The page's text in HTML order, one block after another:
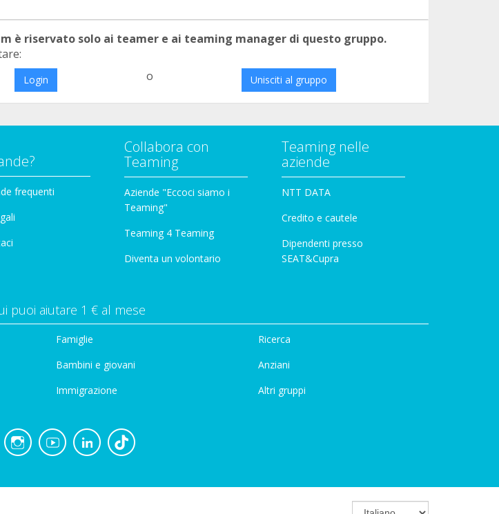
è riservato solo ai teamer e ai teaming manager di questo gruppo.
Login o Unisciti al gruppo
frequenti
Collabora con
Teaming
Aziende "Eccoci siamo i
Teaming"
Teaming 4 Teaming
Diventa un volontario
Teaming nelle
aziende
NTT DATA
Credito e cautele
Dipendenti presso
SEAT&Cupra
puoi aiutare 1 € al mese
Famiglie
Bambini e giovani
Immigrazione
Ricerca
Anziani
Altri gruppi